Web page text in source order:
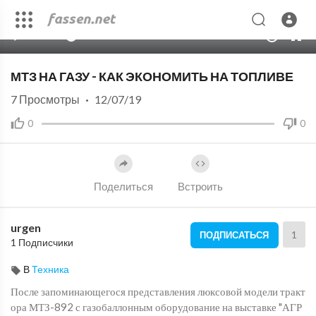
МТЗ НА ГАЗУ - КАК ЭКОНОМИТЬ НА ТОПЛИВЕ
0 0
7 Просмотры · 12/07/19
Поделиться Встроить
urgen
1 Подписчики
ПОДПИСАТЬСЯ 1
ВТехника
После запоминающегося представления люксовой модели тракт
ора МТЗ-892 с газобаллонным оборудование на выставке "АГР